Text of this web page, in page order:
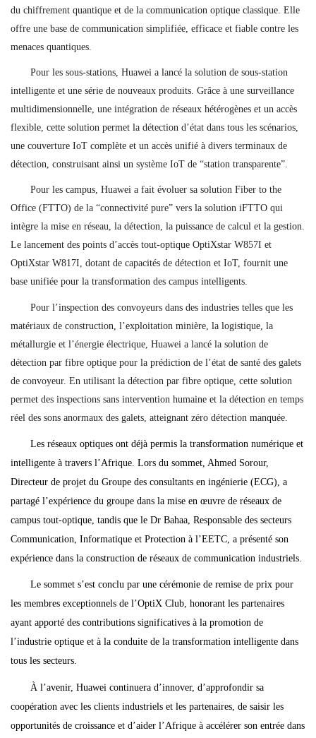
du chiffrement quantique et de la communication optique classique. Elle
offre une base de communication simplifiée, efficace et fiable contre les
menaces quantiques.
Pour les sous-stations, Huawei a lancé la solution de sous-station
intelligente et une série de nouveaux produits. Grâce à une surveillance
multidimensionnelle, une intégration de réseaux hétérogènes et un accès
flexible, cette solution permet la détection d’état dans tous les scénarios,
une couverture IoT complète et un accès unifié à divers terminaux de
détection, construisant ainsi un système IoT de “station transparente”.
Pour les campus, Huawei a fait évoluer sa solution Fiber to the
Office (FTTO) de la “connectivité pure” vers la solution iFTTO qui
intègre la mise en réseau, la détection, la puissance de calcul et la gestion.
Le lancement des points d’accès tout-optique OptiXstar W857I et
OptiXstar W817I, dotant de capacités de détection et IoT, fournit une
base unifiée pour la transformation des campus intelligents.
Pour l’inspection des convoyeurs dans des industries telles que les
matériaux de construction, l’exploitation minière, la logistique, la
métallurgie et l’énergie électrique, Huawei a lancé la solution de
détection par fibre optique pour la prédiction de l’état de santé des galets
de convoyeur. En utilisant la détection par fibre optique, cette solution
permet des inspections sans intervention humaine et la détection en temps
réel des sons anormaux des galets, atteignant zéro détection manquée.
Les réseaux optiques ont déjà permis la transformation numérique et
intelligente à travers l’Afrique. Lors du sommet, Ahmed Sorour,
Directeur de projet du Groupe des consultants en ingénierie (ECG), a
partagé l’expérience du groupe dans la mise en œuvre de réseaux de
campus tout-optique, tandis que le Dr Bahaa, Responsable des secteurs
Communication, Informatique et Protection à l’EETC, a présenté son
expérience dans la construction de réseaux de communication industriels.
Le sommet s’est conclu par une cérémonie de remise de prix pour
les membres exceptionnels de l’OptiX Club, honorant les partenaires
ayant apporté des contributions significatives à la promotion de
l’industrie optique et à la conduite de la transformation intelligente dans
tous les secteurs.
À l’avenir, Huawei continuera d’innover, d’approfondir sa
coopération avec les clients industriels et les partenaires, de saisir les
opportunités de croissance et d’aider l’Afrique à accélérer son entrée dans